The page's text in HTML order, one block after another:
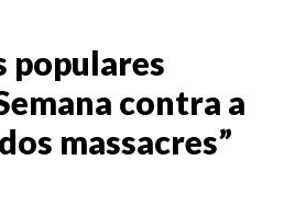
populares
contra a
massacres”